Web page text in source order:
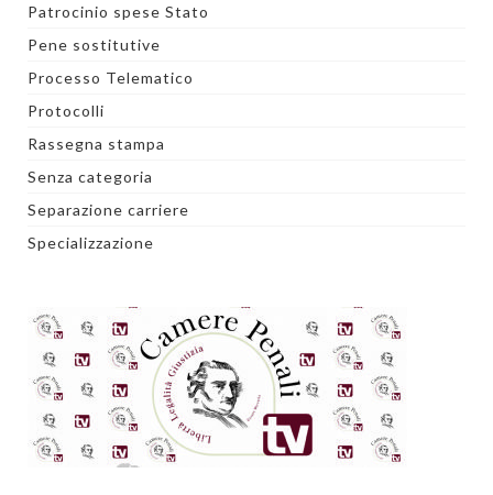
Patrocinio spese Stato
Pene sostitutive
Processo Telematico
Protocolli
Rassegna stampa
Senza categoria
Separazione carriere
Specializzazione